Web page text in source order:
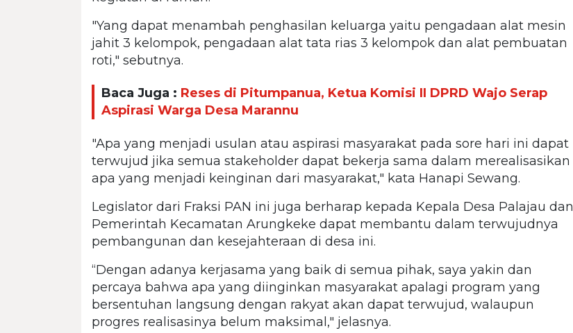
"Yang dapat menambah penghasilan keluarga yaitu pengadaan alat mesin
jahit 3 kelompok, pengadaan alat tata rias 3 kelompok dan alat pembuatan
roti," sebutnya.
Baca Juga : Reses di Pitumpanua, Ketua Komisi II DPRD Wajo Serap
Aspirasi Warga Desa Marannu
"Apa yang menjadi usulan atau aspirasi masyarakat pada sore hari ini dapat
terwujud jika semua stakeholder dapat bekerja sama dalam merealisasikan
apa yang menjadi keinginan dari masyarakat," kata Hanapi Sewang.
Legislator dari Fraksi PAN ini juga berharap kepada Kepala Desa Palajau dan
Pemerintah Kecamatan Arungkeke dapat membantu dalam terwujudnya
pembangunan dan kesejahteraan di desa ini.
“Dengan adanya kerjasama yang baik di semua pihak, saya yakin dan
percaya bahwa apa yang diinginkan masyarakat apalagi program yang
bersentuhan langsung dengan rakyat akan dapat terwujud, walaupun
progres realisasinya belum maksimal," jelasnya.